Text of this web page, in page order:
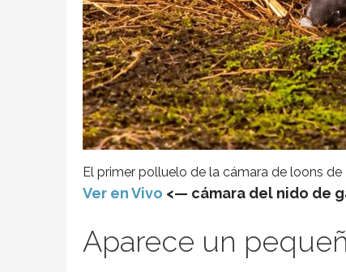
El primer polluelo de la cámara de loons
Ver en Vivo <— cámara del nido de
Aparece un